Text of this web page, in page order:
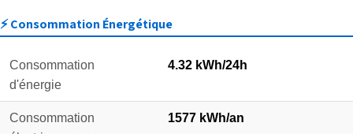
⚡ Consommation Énergétique
Consommation
d'énergie
4.32 kWh/24h
Consommation
1577 kWh/an